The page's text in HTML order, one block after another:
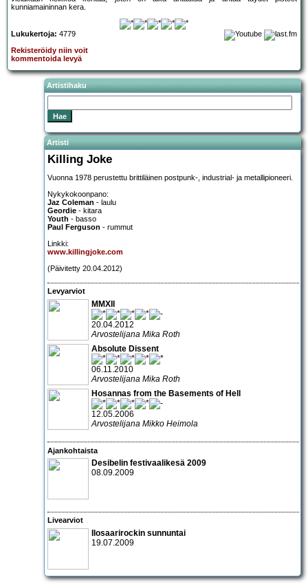
kunniamaininnan kera.
Lukukertoja: 4779
Rekisteröidy niin voit
kommentoida levyä
Artistihaku
Artisti
Killing Joke
Vuonna 1978 perustettu brittiläinen postpunk-, industrial- ja metallipioneeri.
Nykykokoonpano:
Jaz Coleman - laulu
Geordie - kitara
Youth - basso
Paul Ferguson - rummut
Linkki:
www.killingjoke.com
(Päivitetty 20.04.2012)
Levyarviot
MMXII
20.04.2012
Arvostelijana Mika Roth
Absolute Dissent
06.11.2010
Arvostelijana Mika Roth
Hosannas from the Basements of Hell
12.05.2006
Arvostelijana Mikko Heimola
Ajankohtaista
Desibelin festivaalikesä 2009
08.09.2009
Livearviot
Ilosaarirockin sunnuntai
19.07.2009